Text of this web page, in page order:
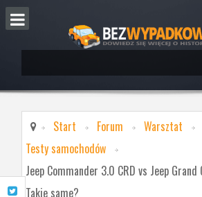
Start Forum
Warsztat
Testy samochodów
Jeep Commander 3.0 CRD vs Jeep Grand
Takie same?